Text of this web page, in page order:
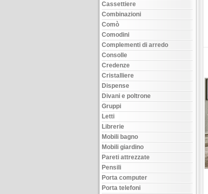
Cassettiere
Combinazioni
Comò
Comodini
Complementi di arredo
Consolle
Credenze
Cristalliere
Dispense
Divani e poltrone
Gruppi
Letti
Librerie
Mobili bagno
Mobili giardino
Pareti attrezzate
Pensili
Porta computer
Porta telefoni